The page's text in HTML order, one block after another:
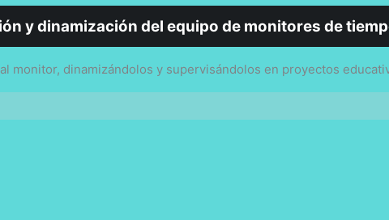
y dinamización del equipo de monitores de
monitor, dinamizándolos y supervisándolos en proyectos